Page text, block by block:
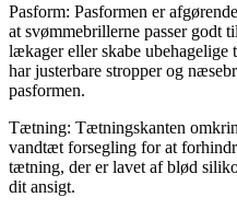
Pasform: Pasformen er
at svømmebrillerne passer godt
lækager eller skabe
har justerbare stropper og
pasformen.
Tætning: Tætningskanten
vandtæt forsegling for at
tætning, der er lavet af blød
dit ansigt.